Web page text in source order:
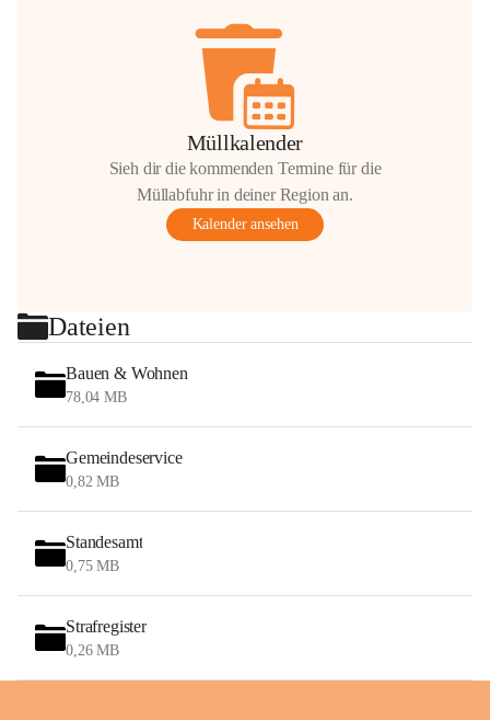
Müllkalender
Sieh dir die kommenden Termine für die
Müllabfuhr in deiner Region an.
Kalender ansehen
Dateien
Bauen & Wohnen
78,04 MB
Gemeindeservice
0,82 MB
Standesamt
0,75 MB
Strafregister
0,26 MB